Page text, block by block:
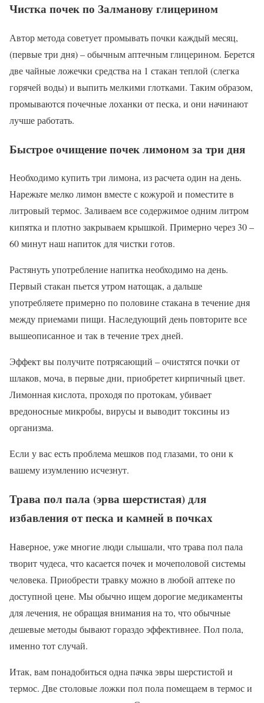
Чистка почек по Залманову глицерином
Автор метода советует промывать почки каждый месяц,
(первые три дня) – обычным аптечным глицерином. Берется
две чайные ложечки средства на 1 стакан теплой (слегка
горячей воды) и выпить мелкими глотками. Таким образом,
промываются почечные лоханки от песка, и они начинают
лучше работать.
Быстрое очищение почек лимоном за три дня
Необходимо купить три лимона, из расчета один на день.
Нарежьте мелко лимон вместе с кожурой и поместите в
литровый термос. Заливаем все содержимое одним литром
кипятка и плотно закрываем крышкой. Примерно через 30 –
60 минут наш напиток для чистки готов.
Растянуть употребление напитка необходимо на день.
Первый стакан пьется утром натощак, а дальше
употребляете примерно по половине стакана в течение дня
между приемами пищи. Наследующий день повторите все
вышеописанное и так в течение трех дней.
Эффект вы получите потрясающий – очистятся почки от
шлаков, моча, в первые дни, приобретет кирпичный цвет.
Лимонная кислота, проходя по протокам, убивает
вредоносные микробы, вирусы и выводит токсины из
организма.
Если у вас есть проблема мешков под глазами, то они к
вашему изумлению исчезнут.
Трава пол пала (эрва шерстистая) для
избавления от песка и камней в почках
Наверное, уже многие люди слышали, что трава пол пала
творит чудеса, что касается почек и мочеполовой системы
человека. Приобрести травку можно в любой аптеке по
доступной цене. Мы обычно ищем дорогие медикаменты
для лечения, не обращая внимания на то, что обычные
дешевые методы бывают гораздо эффективнее. Пол пола,
именно тот случай.
Итак, вам понадобиться одна пачка эвры шерстистой и
термос. Две столовые ложки пол пола помещаем в термос и